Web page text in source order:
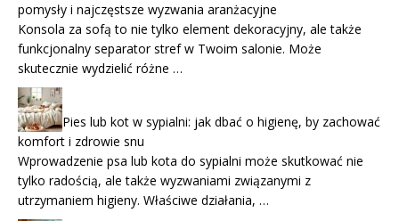
pomysły i najczęstsze wyzwania aranżacyjne
Konsola za sofą to nie tylko element dekoracyjny, ale także
funkcjonalny separator stref w Twoim salonie. Może
skutecznie wydzielić różne …
Pies lub kot w sypialni: jak dbać o higienę, by zachować
komfort i zdrowie snu
Wprowadzenie psa lub kota do sypialni może skutkować nie
tylko radością, ale także wyzwaniami związanymi z
utrzymaniem higieny. Właściwe działania, …